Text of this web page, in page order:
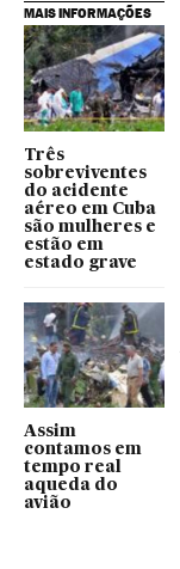
MAIS INFORMAÇÕES
Três
sobreviventes
do acidente
aéreo em Cuba
são mulheres e
estão em
estado grave
Assim
contamos em
tempo real
aqueda do
avião